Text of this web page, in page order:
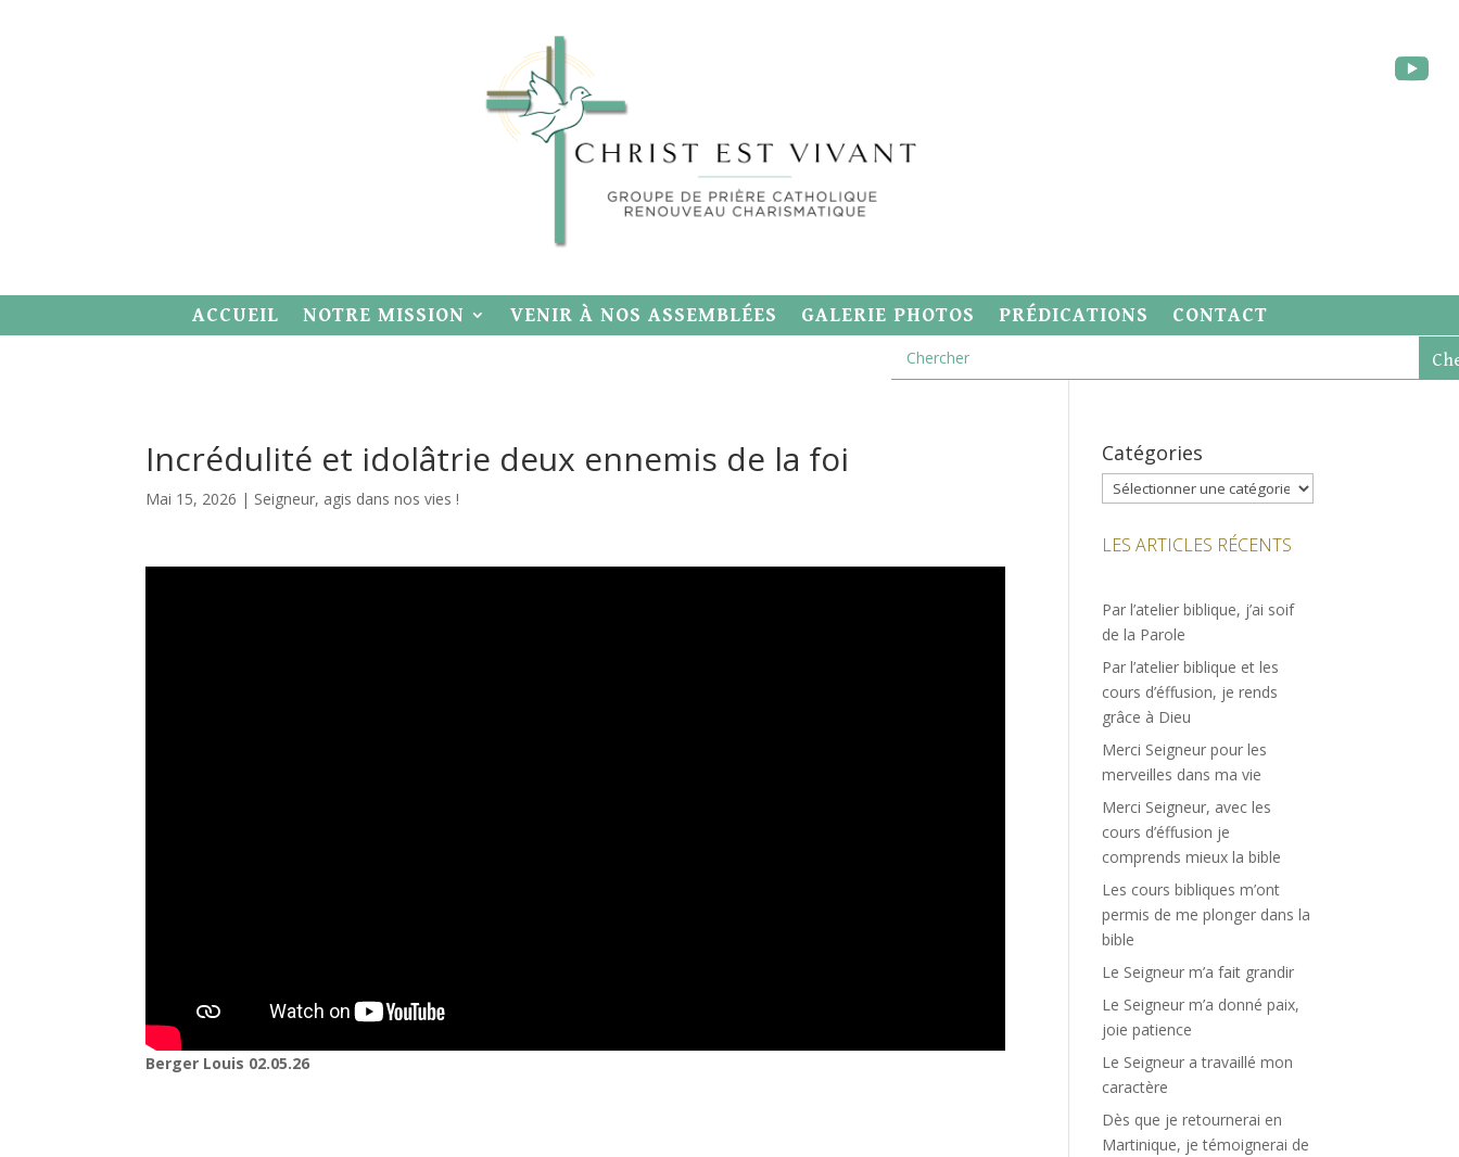
ACCUEIL NOTRE MISSION VENIR À NOS ASSEMBLÉES GALERIE PHOTOS PRÉDICATIONS CONTACT
Incrédulité et idolâtrie deux ennemis de la foi
Mai 15, 2026 | Seigneur, agis dans nos vies !
Berger Louis 02.05.26
Catégories
Catégories
LES ARTICLES RÉCENTS
Par l’atelier biblique, j’ai soif
de la Parole
Par l’atelier biblique et les
cours d’éffusion, je rends
grâce à Dieu
Merci Seigneur pour les
merveilles dans ma vie
Merci Seigneur, avec les
cours d’éffusion je
comprends mieux la bible
Les cours bibliques m’ont
permis de me plonger dans la
bible
Le Seigneur m’a fait grandir
Le Seigneur m’a donné paix,
joie patience
Le Seigneur a travaillé mon
caractère
Dès que je retournerai en
Martinique, je témoignerai de